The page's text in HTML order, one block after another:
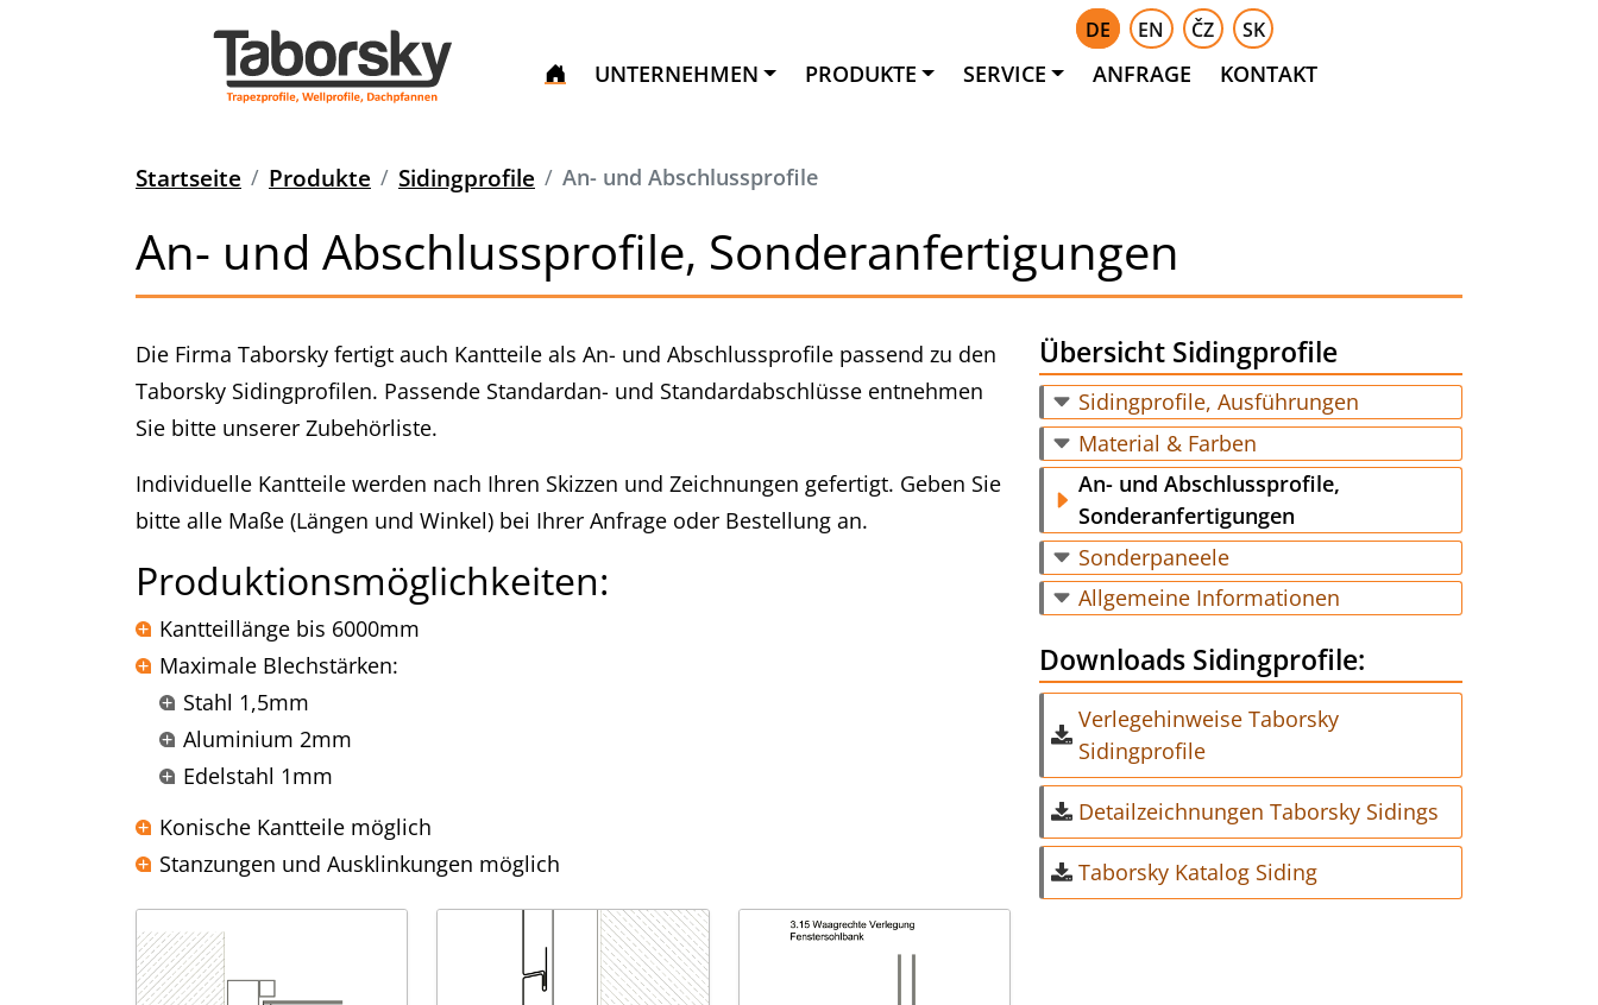
UNTERNEHMEN PRODUKTE SERVICE ANFRAGE KONTAKT
DE EN ČZ SK
Startseite Produkte Sidingprofile An- und Abschlussprofile
An- und Abschlussprofile, Sonderanfertigungen
Die Firma Taborsky fertigt auch Kantteile als An- und Abschlussprofile passend zu den
Taborsky Sidingprofilen. Passende Standardan- und Standardabschlüsse entnehmen
Sie bitte unserer Zubehörliste.
Individuelle Kantteile werden nach Ihren Skizzen und Zeichnungen gefertigt. Geben Sie
bitte alle Maße (Längen und Winkel) bei Ihrer Anfrage oder Bestellung an.
Produktionsmöglichkeiten:
Kantteillänge bis 6000mm
Maximale Blechstärken:
Stahl 1,5mm
Aluminium 2mm
Edelstahl 1mm
Konische Kantteile möglich
Stanzungen und Ausklinkungen möglich
Übersicht Sidingprofile
Sidingprofile, Ausführungen
Material & Farben
An- und Abschlussprofile,
Sonderanfertigungen
Sonderpaneele
Allgemeine Informationen
Downloads Sidingprofile:
Verlegehinweise Taborsky
Sidingprofile
Detailzeichnungen Taborsky Sidings
Taborsky Katalog Siding